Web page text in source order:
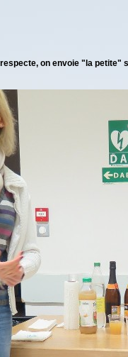
on envoie "la